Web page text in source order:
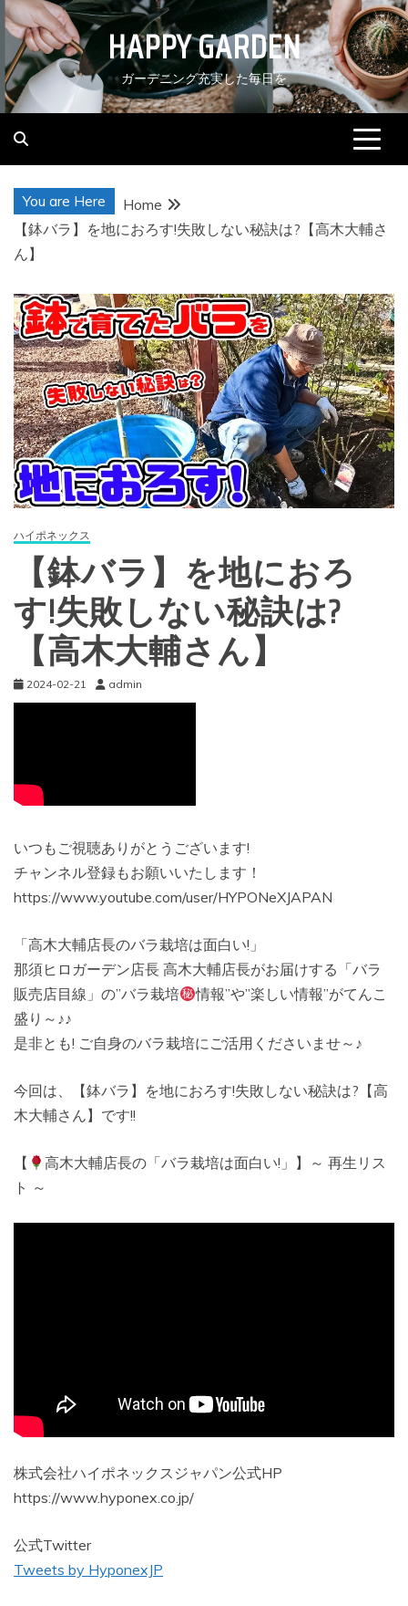
Skip
to
content
HAPPY GARDEN
ガーデニング充実した毎日を
You are Here
Home
【鉢バラ】を地におろす!失敗しない秘訣は?【高木大輔さ
ん】
ハイポネックス
【鉢バラ】を地におろ
す!失敗しない秘訣は?
【高木大輔さん】
2024-02-21 admin
いつもご視聴ありがとうございます!
チャンネル登録もお願いいたします！
https://www.youtube.com/user/HYPONeXJAPAN
「高木大輔店長のバラ栽培は面白い!」
那須ヒロガーデン店長 高木大輔店長がお届けする「バラ
販売店目線」の”バラ栽培
情報”や”楽しい情報”がてんこ
盛り～♪♪
是非とも! ご自身のバラ栽培にご活用くださいませ～♪
今回は、【鉢バラ】を地におろす!失敗しない秘訣は?【高
木大輔さん】です!!
【
高木大輔店長の「バラ栽培は面白い!」】～ 再生リス
ト ～
株式会社ハイポネックスジャパン公式HP
https://www.hyponex.co.jp/
公式Twitter
Tweets by HyponexJP